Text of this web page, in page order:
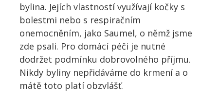
bylina. Jejích vlastností využívají kočky s
bolestmi nebo s respiračním
onemocněním, jako Saumel, o němž jsme
zde psali. Pro domácí péči je nutné
dodržet podmínku dobrovolného příjmu.
Nikdy byliny nepřidáváme do krmení a o
mátě toto platí obzvlášť.